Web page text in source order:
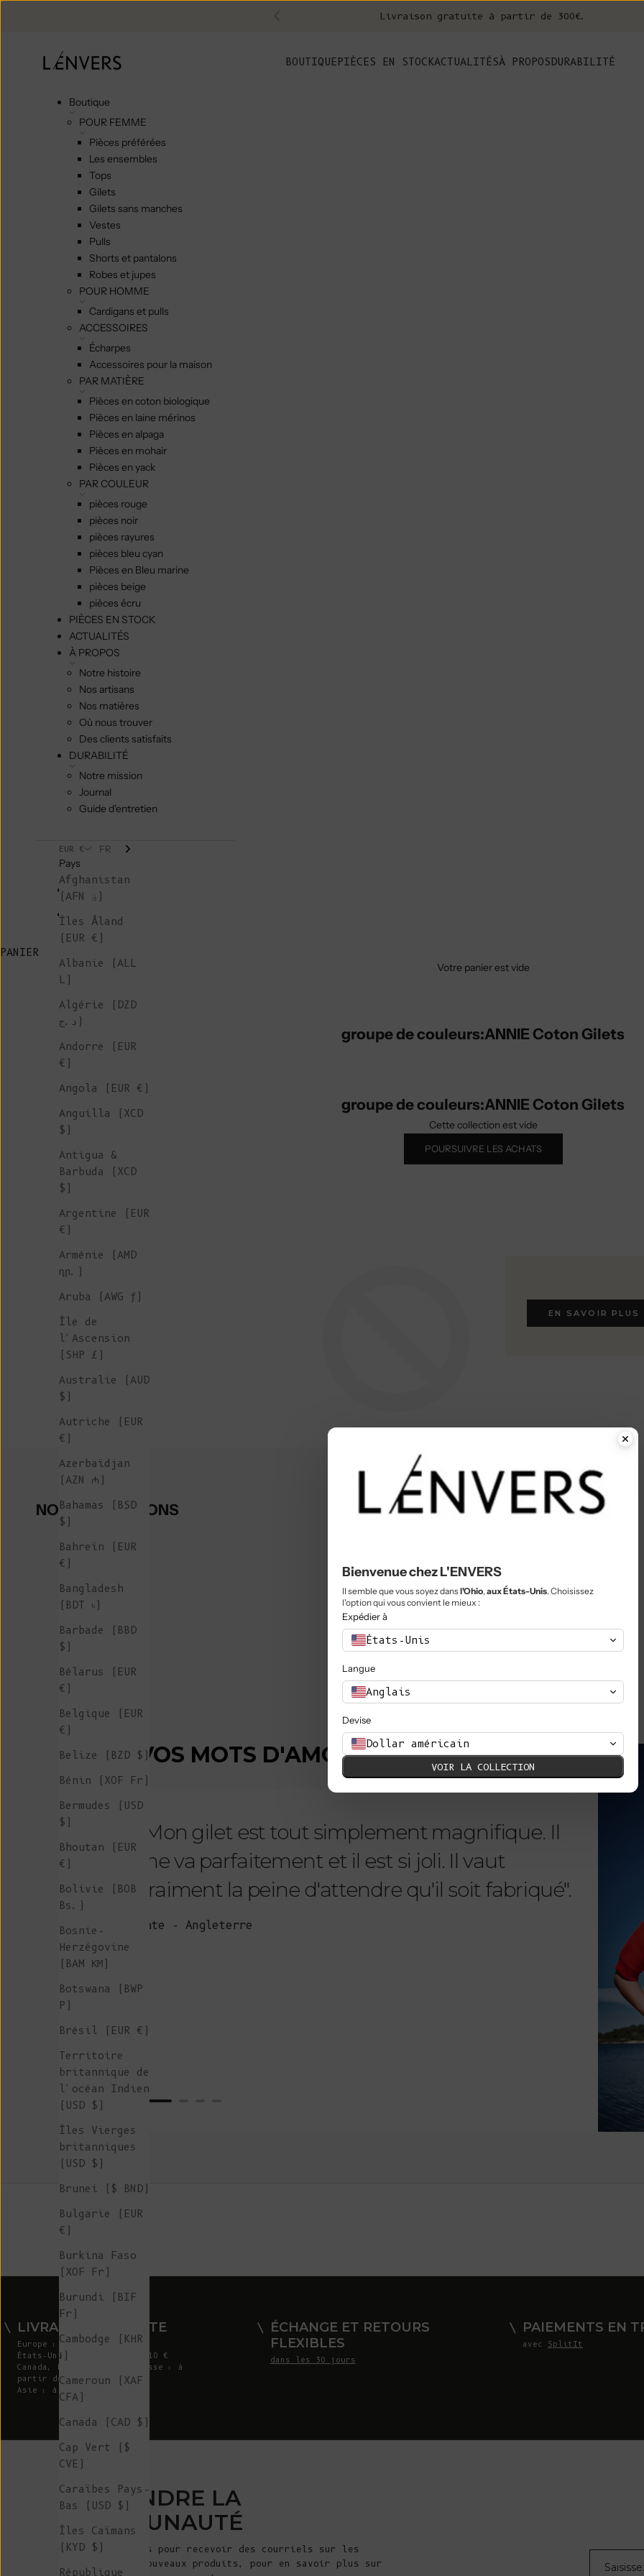
Précédent Livraison gratuite à partir de 300€.
L'ENVERS BOUTIQUEPIÈCES EN STOCKACTUALITÉSÀ PROPOSDURABILITÉ
Boutique
POUR FEMME
Pièces préférées
Les ensembles
Tops
Gilets
Gilets sans manches
Vestes
Pulls
Shorts et pantalons
Robes et jupes
POUR HOMME
Cardigans et pulls
ACCESSOIRES
Écharpes
Accessoires pour la maison
PAR MATIÈRE
Pièces en coton biologique
Pièces en laine mérinos
Pièces en alpaga
Pièces en mohair
Pièces en yack
PAR COULEUR
pièces rouge
pièces noir
pièces rayures
pièces bleu cyan
Pièces en Bleu marine
pièces beige
pièces écru
PIÈCES EN STOCK
ACTUALITÉS
À PROPOS
Notre histoire
Nos artisans
Nos matières
Où nous trouver
Des clients satisfaits
DURABILITÉ
Notre mission
Journal
Guide d'entretien
EUR €
Pays
Afghanistan
(AFN ؋)
Îles Åland
(EUR €)
Albanie (ALL
L)
Algérie (DZD
د.ج)
Andorre (EUR
€)
Angola (EUR €)
Anguilla (XCD
$)
Antigua &
Barbuda (XCD
$)
Argentine (EUR
€)
Arménie (AMD
դր.)
Aruba (AWG ƒ)
Île de
l'Ascension
(SHP £)
Australie (AUD
$)
Autriche (EUR
€)
Azerbaïdjan
(AZN ₼)
Bahamas (BSD
$)
Bahreïn (EUR
€)
Bangladesh
(BDT ৳)
Barbade (BBD
$)
Bélarus (EUR
€)
Belgique (EUR
€)
Belize (BZD $)
Bénin (XOF Fr)
Bermudes (USD
$)
Bhoutan (EUR
€)
Bolivie (BOB
Bs.)
Bosnie-
Herzégovine
(BAM КМ)
Botswana (BWP
P)
Brésil (EUR €)
Territoire
britannique de
l'océan Indien
(USD $)
Îles Vierges
britanniques
(USD $)
Brunei ($ BND)
Bulgarie (EUR
€)
Burkina Faso
(XOF Fr)
Burundi (BIF
Fr)
Cambodge (KHR
៛)
Cameroun (XAF
CFA)
Canada (CAD $)
Cap Vert ($
CVE)
Caraïbes Pays-
Bas (USD $)
Îles Caïmans
(KYD $)
République
FR
PANIER
Votre panier est vide
groupe de couleurs:ANNIE Coton Gilets
groupe de couleurs:ANNIE Coton Gilets
Cette collection est vide
POURSUIVRE LES ACHATS
EN SAVOIR PLUS
EN SAVOIR PLUS
NOS COLLECTIONS
TOUT VOIR
VOS MOTS D'AMOUR
"Mon gilet est tout simplement magnifique. Il
me va parfaitement et il est si joli. Il vaut
vraiment la peine d'attendre qu'il soit fabriqué".
Kate - Angleterre
reçu
vos
Vanessa -
LIVRAISON GRATUITE
Europe : à partir de 300 €
États-Unis : à partir de 410 €
Canada, Royaume-Uni et Suisse : à
partir de 320 €
Asie : à partir de 360 €
ÉCHANGE ET RETOURS
FLEXIBLES
dans les 30 jours
PAIEMENTS EN
avec SplitIt
REJOINDRE LA
COMMUNAUTÉ
Inscrivez-vous pour recevoir des courriels sur les
annonces de nouveaux produits, pour en savoir plus sur
Bienvenue chez L'ENVERS
Il semble que vous soyez dansl'Ohio,aux États-Unis. Choisissez
l'option qui vous convient le mieux :
Expédier à
États-Unis
Langue
Anglais
Devise
Dollar américain
VOIR LA COLLECTION